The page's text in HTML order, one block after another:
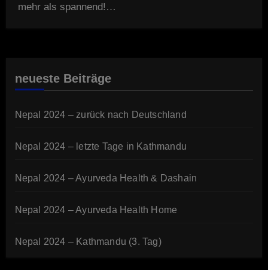
mehr als spannend!…
neueste Beiträge
Nepal 2024 – zurück nach Deutschland
Nepal 2024 – letzte Tage in Kathmandu
Nepal 2024 – Ayurveda Health & Dashain
Nepal 2024 – Ayurveda Health Home
Nepal 2024 – Kathmandu (3. Tag)